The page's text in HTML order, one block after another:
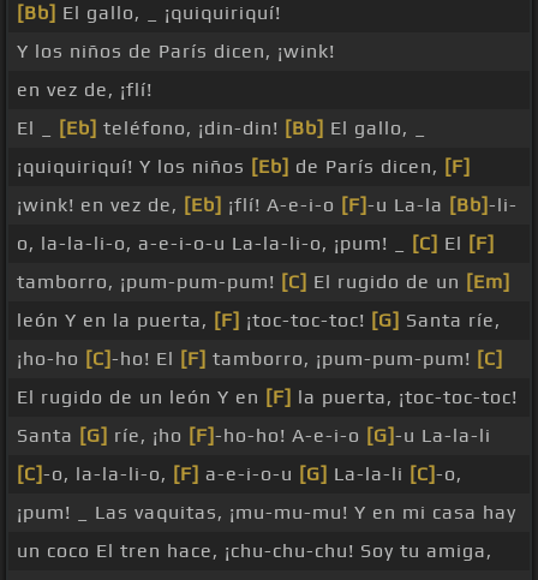
[Bb] El gallo, _ ¡quiquiriquí!
Y los niños de París dicen, ¡wink!
en vez de, ¡flí!
El _
[Eb] teléfono, ¡din-din! [Bb] El gallo, _
¡quiquiriquí! Y los niños [Eb] de París dicen, [F]
¡wink! en vez de, [Eb] ¡flí! A-e-i-o [F]-u La-la [Bb]-li-
o, la-la-li-o, a-e-i-o-u La-la-li-o, ¡pum! _
[C] El [F]
tamborro, ¡pum-pum-pum! [C] El rugido de un [Em]
león Y en la puerta, [F] ¡toc-toc-toc! [G] Santa ríe,
¡ho-ho [C]-ho! El [F] tamborro, ¡pum-pum-pum! [C]
El rugido de un león Y en [F] la puerta, ¡toc-toc-toc!
Santa [G] ríe, ¡ho [F]-ho-ho! A-e-i-o [G]-u La-la-li
[C]-o, la-la-li-o, [F] a-e-i-o-u [G] La-la-li [C]-o,
¡pum! _ Las vaquitas, ¡mu-mu-mu! Y en mi casa hay
un coco El tren hace, ¡chu-chu-chu! Soy tu amiga,